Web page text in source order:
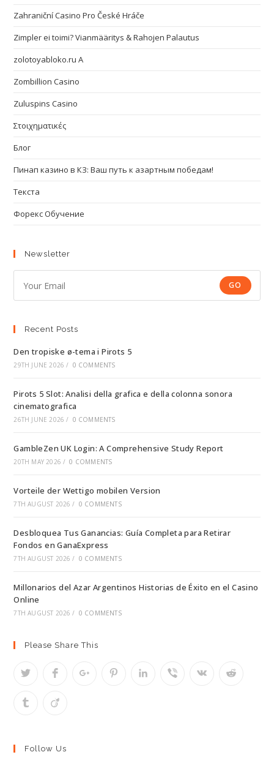
Zahraniční Casino Pro České Hráče
Zimpler ei toimi? Vianmääritys & Rahojen Palautus
zolotoyabloko.ru A
Zombillion Casino
Zuluspins Casino
Στοιχηματικές
Блог
Пинап казино в КЗ: Ваш путь к азартным победам!
Текста
Форекс Обучение
Newsletter
GO
Recent Posts
Den tropiske ø-tema i Pirots 5
29TH JUNE 2026 / 0 COMMENTS
Pirots 5 Slot: Analisi della grafica e della colonna sonora
cinematografica
26TH JUNE 2026 / 0 COMMENTS
GambleZen UK Login: A Comprehensive Study Report
20TH MAY 2026 / 0 COMMENTS
Vorteile der Wettigo mobilen Version
7TH AUGUST 2026 / 0 COMMENTS
Desbloquea Tus Ganancias: Guía Completa para Retirar
Fondos en GanaExpress
7TH AUGUST 2026 / 0 COMMENTS
Millonarios del Azar Argentinos Historias de Éxito en el Casino
Online
7TH AUGUST 2026 / 0 COMMENTS
Please Share This
Follow Us